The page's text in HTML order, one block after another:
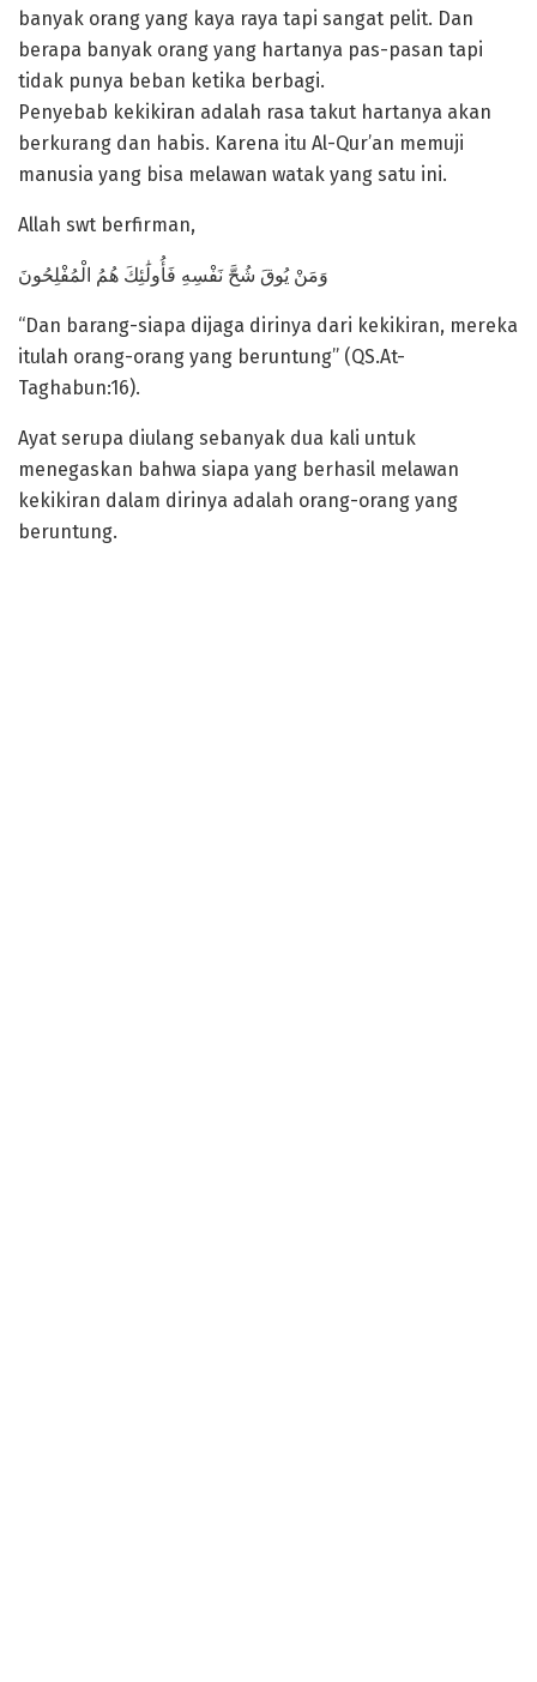
banyak orang yang kaya raya tapi sangat pelit. Dan
berapa banyak orang yang hartanya pas-pasan tapi
tidak punya beban ketika berbagi.
Penyebab kekikiran adalah rasa takut hartanya akan
berkurang dan habis. Karena itu Al-Qur’an memuji
manusia yang bisa melawan watak yang satu ini.
Allah swt berfirman,
وَمَنْ يُوقَ شُحَّ نَفْسِهِ فَأُولَٰئِكَ هُمُ الْمُفْلِحُونَ
“Dan barang-siapa dijaga dirinya dari kekikiran, mereka
itulah orang-orang yang beruntung” (QS.At-
Taghabun:16).
Ayat serupa diulang sebanyak dua kali untuk
menegaskan bahwa siapa yang berhasil melawan
kekikiran dalam dirinya adalah orang-orang yang
beruntung.